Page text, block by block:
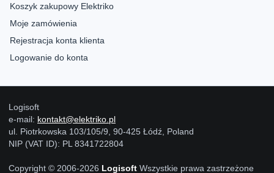
Koszyk zakupowy Elektriko
Moje zamówienia
Rejestracja konta klienta
Logowanie do konta
Logisoft
e-mail: kontakt@elektriko.pl
ul. Piotrkowska 103/105/9, 90-425 Łódź, Poland
NIP (VAT ID): PL 8341722804
Copyright © 2006-2026 Logisoft Wszystkie prawa zastrzeżone